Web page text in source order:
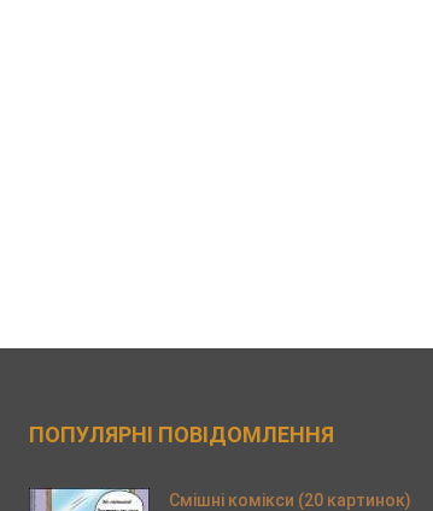
ПОПУЛЯРНІ ПОВІДОМЛЕННЯ
Смішні комікси (20 картинок)